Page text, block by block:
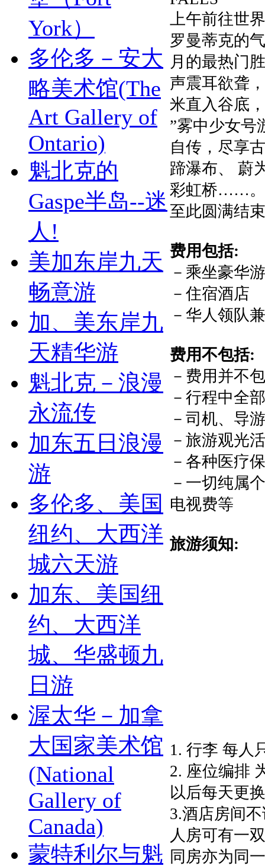
York）
多伦多－安大
略美术馆(The
Art Gallery of
Ontario)
魁北克的
Gaspe半岛--迷
人!
美加东岸九天
畅意游
加、美东岸九
天精华游
魁北克－浪漫
永流传
加东五日浪漫
游
多伦多、美国
纽约、大西洋
城六天游
加东、美国纽
约、大西洋
城、华盛顿九
日游
渥太华－加拿
大国家美术馆
(National
Gallery of
Canada)
蒙特利尔与魁
上午前往世
罗曼蒂克的
月的最热门
声震耳欲聋
米直入谷底
”雾中少女号
自传，尽享
蹄瀑布、 蔚
彩虹桥……。
至此圆满结
费用包括:
－乘坐豪华
－住宿酒店
－华人领队
费用不包括:
－费用并不
－行程中全
－司机、导
－旅游观光
－各种医疗
－一切纯属
电视费等
旅游须知:
1. 行李 每人
2. 座位编排
以后每天更
3.酒店房间
人房可有一
同房亦为同